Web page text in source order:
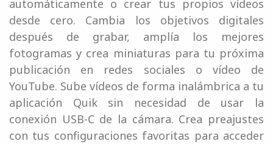
automáticamente o crear tus propios vídeos
desde cero. Cambia los objetivos digitales
después de grabar, amplía los mejores
fotogramas y crea miniaturas para tu próxima
publicación en redes sociales o vídeo de
YouTube. Sube vídeos de forma inalámbrica a tu
aplicación Quik sin necesidad de usar la
conexión USB-C de la cámara. Crea preajustes
con tus configuraciones favoritas para acceder